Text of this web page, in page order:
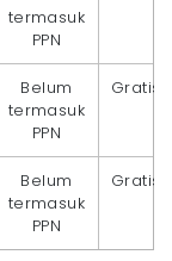
termasuk
PPN
Belum
termasuk
PPN
Gratis
Belum
termasuk
PPN
Gratis